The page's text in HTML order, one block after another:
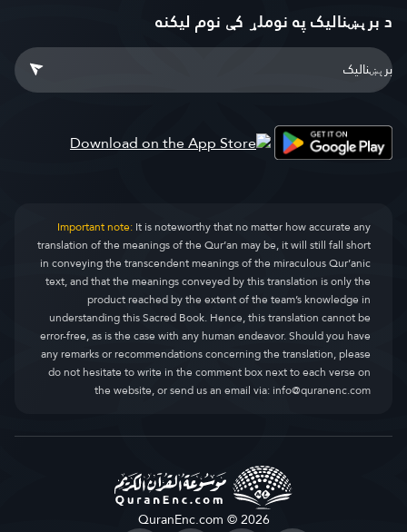
د برېښنالیک په نوملړ کې نوم لیکنه
Important note:It is noteworthy that no matter how accurate any
translation of the meanings of the Qur’an may be, it will still fall short
in conveying the transcendent meanings of the miraculous Qur’anic
text, and that the meanings conveyed by this translation is only the
product reached by the extent of the team’s knowledge in
understanding this Sacred Book. Hence, this translation cannot be
error-free, as is the case with any human endeavor. Should you have
any remarks or recommendations concerning the translation, please
do not hesitate to write in the comment box next to each verse on
the website, or send us an email via:info@quranenc.com
QuranEnc.com © 2026